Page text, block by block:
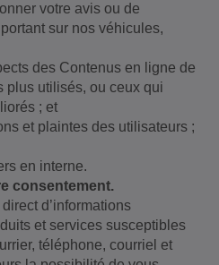
votre avis ou de
sur nos véhicules,
des Contenus en ligne de
plus utilisés, ou ceux qui
; et
et plaintes des utilisateurs ;
en interne.
consentement.
d’informations
et services susceptibles
téléphone, courriel et